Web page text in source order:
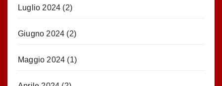
Luglio 2024 (2)
Giugno 2024 (2)
Maggio 2024 (1)